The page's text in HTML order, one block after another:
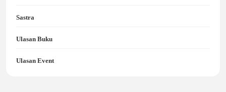
Sastra
Ulasan Buku
Ulasan Event